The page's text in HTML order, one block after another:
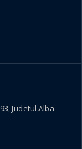
Judetul Alba